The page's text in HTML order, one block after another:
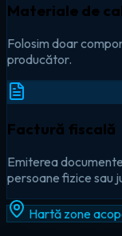
Materiale de
Folosim doar
producător.
Factură fiscală
Emiterea
persoane fizice sau
Hartă zone